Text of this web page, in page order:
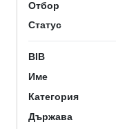
Отбор
Статус
BIB
Име
Категория
Държава